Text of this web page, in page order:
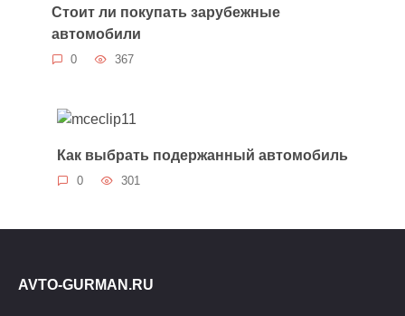
Стоит ли покупать зарубежные
автомобили
0 367
Как выбрать подержанный автомобиль
0 301
AVTO-GURMAN.RU